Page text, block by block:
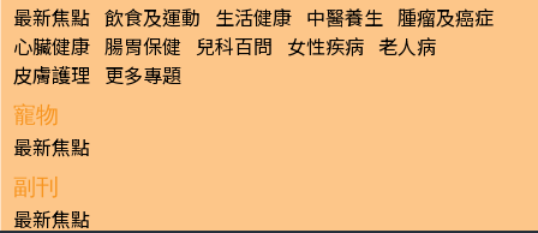
最新焦點 飲食及運動 生活健康 中醫養生 腫瘤及癌症
心臟健康 腸胃保健 兒科百問 女性疾病 老人病
皮膚護理 更多專題
寵物
最新焦點
副刊
最新焦點